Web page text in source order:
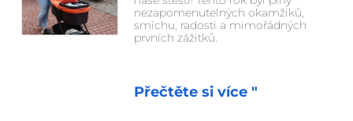
nezapomenutelných okamžiků,
smíchu, radosti a mimořádných
prvních zážitků.
Přečtěte si více "